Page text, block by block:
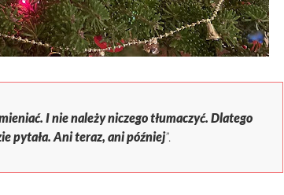
I nie należy niczego tłumaczyć. Dlatego
pytała. Ani teraz, ani później”.